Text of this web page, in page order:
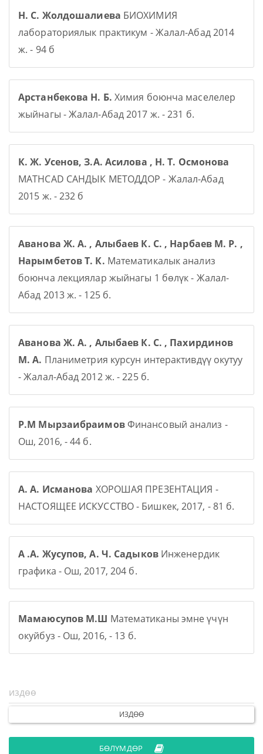
Н. С. Жолдошалиева БИОХИМИЯ
лабораториялык практикум - Жалал-Абад 2014
ж. - 94 б
Арстанбекова Н. Б. Химия боюнча маселелер
жыйнагы - Жалал-Абад 2017 ж. - 231 б.
К. Ж. Усенов, З.А. Асилова , Н. Т. Осмонова
MATHCAD САНДЫК МЕТОДДОР - Жалал-Абад
2015 ж. - 232 б
Аванова Ж. А. , Алыбаев К. С. , Нарбаев М. Р. ,
Нарымбетов Т. К. Математикалык анализ
боюнча лекциялар жыйнагы 1 бөлүк - Жалал-
Абад 2013 ж. - 125 б.
Аванова Ж. А. , Алыбаев К. С. , Пахирдинов
М. А. Планиметрия курсун интерактивдүү окутуу
- Жалал-Абад 2012 ж. - 225 б.
Р.М МырзаибраимовФинансовый анализ -
Ош, 2016, - 44 б.
А. А. Исманова ХОРОШАЯ ПРЕЗЕНТАЦИЯ -
НАСТОЯЩЕЕ ИСКУССТВО - Бишкек, 2017, - 81 б.
А .А. Жусупов, А. Ч. Садыков Инженердик
графика - Ош, 2017, 204 б.
Мамаюсупов М.Ш Математиканы эмне үчүн
окуйбуз - Ош, 2016, - 13 б.
ИЗДӨӨ
БӨЛҮМДӨР